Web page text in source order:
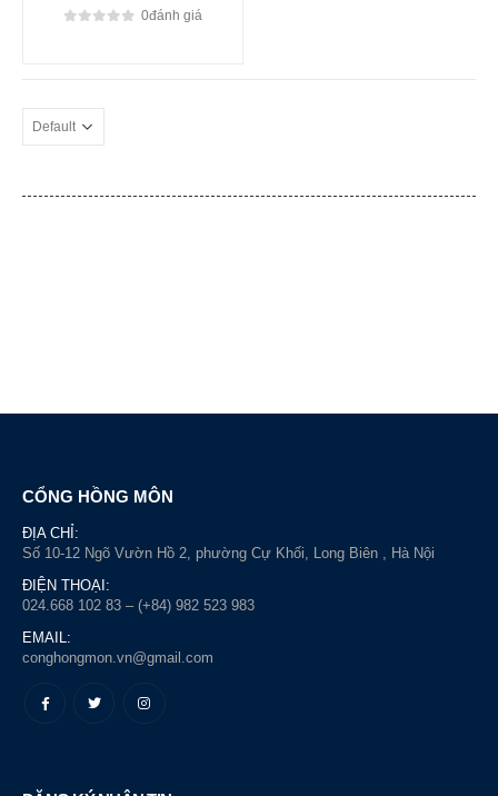
0đánh giá
CỔNG HỒNG MÔN
ĐỊA CHỈ:
Số 10-12 Ngõ Vườn Hồ 2, phường Cự Khối, Long Biên , Hà Nội
ĐIỆN THOẠI:
024.668 102 83 – (+84) 982 523 983
EMAIL:
conghongmon.vn@gmail.com